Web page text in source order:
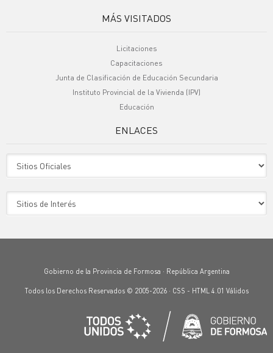
MÁS VISITADOS
Licitaciones
Capacitaciones
Junta de Clasificación de Educación Secundaria
Instituto Provincial de la Vivienda (IPV)
Educación
ENLACES
Gobierno de la Provincia de Formosa · República Argentina
Todos los Derechos Reservados © 2005-2026 · CSS - HTML 4.01 Válidos